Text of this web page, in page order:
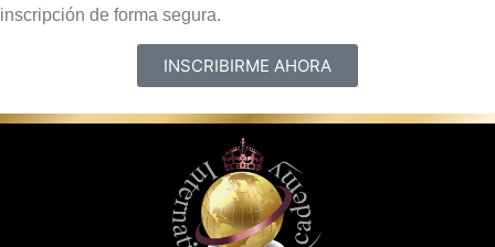
inscripción de forma segura.
INSCRIBIRME AHORA